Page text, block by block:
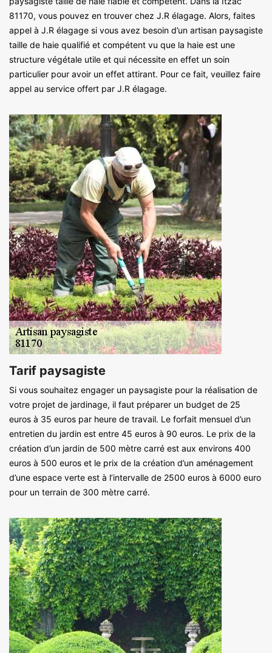
81170, vous pouvez en trouver chez J.R élagage. Alors, faites
appel à J.R élagage si vous avez besoin d’un artisan paysagiste
taille de haie qualifié et compétent vu que la haie est une
structure végétale utile et qui nécessite en effet un soin
particulier pour avoir un effet attirant. Pour ce fait, veuillez faire
appel au service offert par J.R élagage.
Tarif paysagiste
Si vous souhaitez engager un paysagiste pour la réalisation de
votre projet de jardinage, il faut préparer un budget de 25
euros à 35 euros par heure de travail. Le forfait mensuel d’un
entretien du jardin est entre 45 euros à 90 euros. Le prix de la
création d’un jardin de 500 mètre carré est aux environs 400
euros à 500 euros et le prix de la création d’un aménagement
d’une espace verte est à l’intervalle de 2500 euros à 6000 euro
pour un terrain de 300 mètre carré.